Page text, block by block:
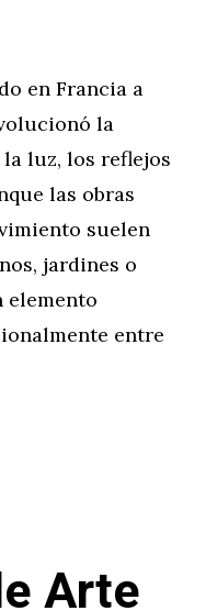
en Francia a
la
luz, los reflejos
las obras
suelen
jardines o
elemento
entre
Arte